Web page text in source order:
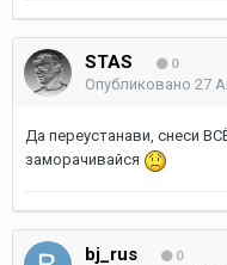
STAS 0
Опубликовано 27
Да переустанави, снеси
заморачивайся
bj_rus 0